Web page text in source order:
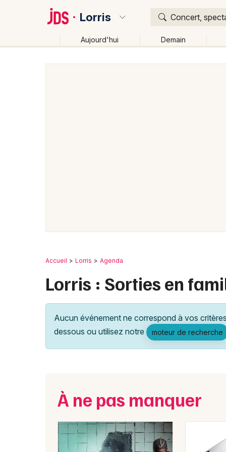
Lorris Concert,
Aujourd'hui Demain
Accueil Lorris Agenda
Lorris : Sorties en
Aucun événement ne correspond à vos
dessous ou utilisez notre
moteur de recherche
À ne pas manquer